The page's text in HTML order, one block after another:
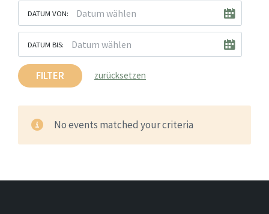
DATUM VON:
DATUM BIS:
FILTER zurücksetzen
No events matched your criteria